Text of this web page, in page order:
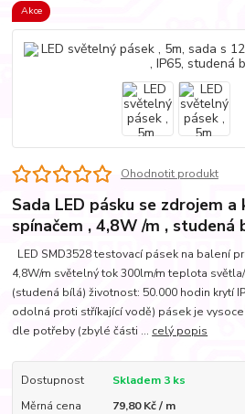
Akce
Ohodnotit produkt
Sada LED pásku se zdrojem
spínačem , 4,8W /m , studená
LED SMD3528 testovací pásek na balení
4,8W/m světelný tok 300lm/m teplota
(studená bílá) životnost: 50.000 hodin krytí
odolná proti stříkající vodě) pásek je
dle potřeby (zbylé části ... celý popis
Dostupnost
Skladem 3 ks
Měrná cena
79,80 Kč / m